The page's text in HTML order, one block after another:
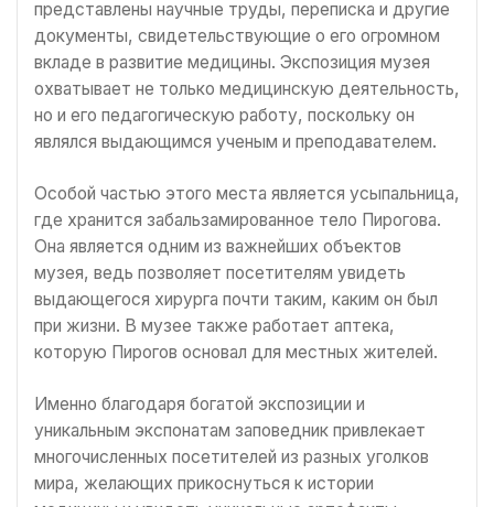
представлены научные труды, переписка и другие
документы, свидетельствующие о его огромном
вкладе в развитие медицины. Экспозиция музея
охватывает не только медицинскую деятельность,
но и его педагогическую работу, поскольку он
являлся выдающимся ученым и преподавателем.
Особой частью этого места является усыпальница,
где хранится забальзамированное тело Пирогова.
Она является одним из важнейших объектов
музея, ведь позволяет посетителям увидеть
выдающегося хирурга почти таким, каким он был
при жизни. В музее также работает аптека,
которую Пирогов основал для местных жителей.
Именно благодаря богатой экспозиции и
уникальным экспонатам заповедник привлекает
многочисленных посетителей из разных уголков
мира, желающих прикоснуться к истории